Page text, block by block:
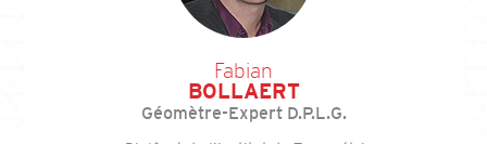
Fabian
BOLLAERT
Géomètre-Expert D.P.L.G.